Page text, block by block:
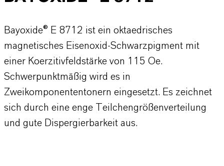
Bayoxide® E 8712 ist ein oktaedrisches
magnetisches Eisenoxid-Schwarzpigment mit
einer Koerzitivfeldstärke von 115 Oe.
Schwerpunktmäßig wird es in
Zweikomponententonern eingesetzt. Es zeichnet
sich durch eine enge Teilchengrößenverteilung
und gute Dispergierbarkeit aus.